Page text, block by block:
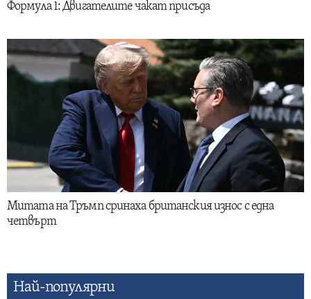
Формула 1: Двигателите чакат присъда
Митата на Тръмп сринаха британския износ с една
четвърт
Най-популярни